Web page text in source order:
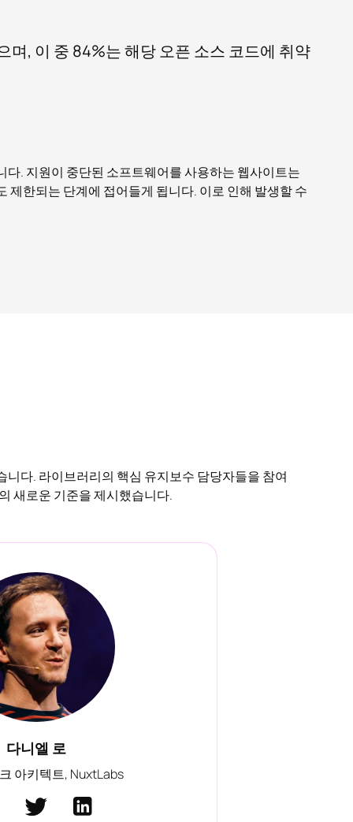
, 이 중 84%는 해당 오픈 소스 코드에 취약
. 지원이 중단된 소프트웨어를 사용하는 웹사이트는
한되는 단계에 접어들게 됩니다. 이로 인해 발생할 수
다. 라이브러리의 핵심 유지보수 담당자들을 참여
새로운 기준을 제시했습니다.
다니엘 로
아키텍트, NuxtLabs